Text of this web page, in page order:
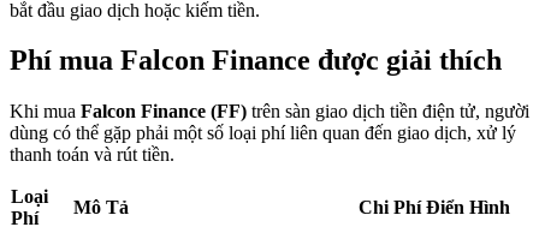
Khóa BTR
Đầu tư độc quyền cho người nắm giữ BTR
bắt đầu giao dịch hoặc kiếm tiền.
Phí mua Falcon Finance được giải thích
Khi mua Falcon Finance (FF) trên sàn giao dịch tiền điện tử, người
dùng có thể gặp phải một số loại phí liên quan đến giao dịch, xử lý
thanh toán và rút tiền.
Loại
Phí
Mô Tả
Chi Phí Điển Hình